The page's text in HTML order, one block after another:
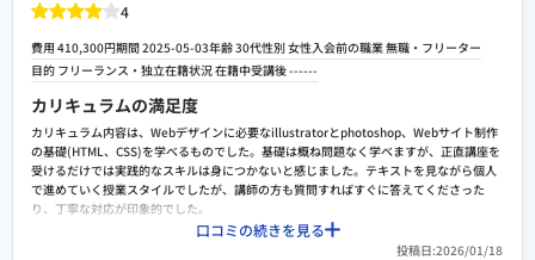
います。キャリア相談では自分の強みを一緒に整理してもらい、職務経歴書も動画編集
心できる保証制度も心強く、実際に小さな案件から挑戦できたことで自信につながりま
した。求人紹介も自分の希望に合わせて提案してくれ、卒業後の進路を前向きに考えら
スクールへの改善ポイント
カリキュラム自体は基礎から実践まで学べて満足でしたが、もう少し最新トレンドや実
務に近いワークがあるとより力がつくと感じました。講師の方々は丁寧で質問しやすい
一方、担当によって説明の深さに差がある点は改善の余地があります。転職・副業サポ
ートは手厚いものの、コース紹介やコミュニティの活性度がもう少し高まると、卒業後
のつながりや実践機会が増えてありがたいと思いました。
4
費用 410,300円期間 2025-05-03年齢 30代性別 女性入会前の職業 無職・フリーター
目的 フリーランス・独立在籍状況 在籍中受講後 ------
カリキュラムの満足度
カリキュラム内容は、Webデザインに必要なillustratorとphotoshop、Webサイト制作
の基礎(HTML、CSS)を学べるものでした。基礎は概ね問題なく学べますが、正直講座を
受けるだけでは実践的なスキルは身につかないと感じました。テキストを見ながら個人
で進めていく授業スタイルでしたが、講師の方も質問すればすぐに答えてくださった
り、丁寧な対応が印象的でした。
口コミの続きを見る
投稿日:2026/01/18